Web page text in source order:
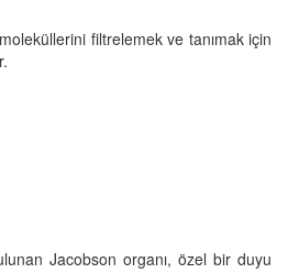
filtrelemek ve tanımak için
Jacobson organı, özel bir duyu